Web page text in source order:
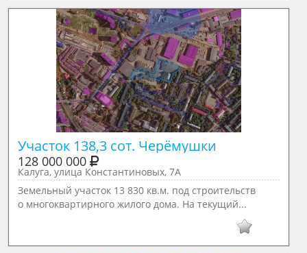
Участок 138,3 сот. Черёмушки
128 000 000
Калуга, улица Константиновых, 7А
Земельный участок 13 830 кв.м. под строительств
о многоквартирного жилого дома. На текущий...